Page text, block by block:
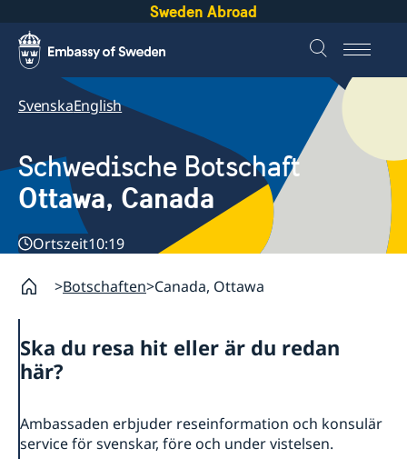
Sweden Abroad
SvenskaEnglish
Schwedische Botschaft
Ottawa, Canada
Ortszeit10:19
Botschaften Canada, Ottawa
Ska du resa hit eller är du redan
här?
Ambassaden erbjuder reseinformation och konsulär
service för svenskar, före och under vistelsen.